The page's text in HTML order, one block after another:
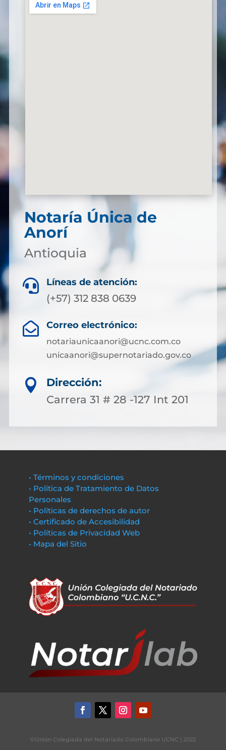
Notaría Única de
Anorí
Antioquia
 Líneas de atención:
(+57) 312 838 0639
 Correo electrónico:
notariaunicaanori@ucnc.com.co
unicaanori@supernotariado.gov.co

Dirección:
Carrera 31 # 28 -127 Int 201
• Términos y condiciones
• Política de Tratamiento de Datos
Personales
• Políticas de derechos de autor
• Certificado de Accesibilidad
• Políticas de Privacidad Web
• Mapa del Sitio
©Unión Colegiada del Notariado Colombiano UCNC | 2022